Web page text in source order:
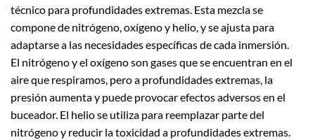
técnico para profundidades extremas. Esta mezcla se
compone de nitrógeno, oxígeno y helio, y se ajusta para
adaptarse a las necesidades específicas de cada inmersión.
El nitrógeno y el oxígeno son gases que se encuentran en el
aire que respiramos, pero a profundidades extremas, la
presión aumenta y puede provocar efectos adversos en el
buceador. El helio se utiliza para reemplazar parte del
nitrógeno y reducir la toxicidad a profundidades extremas.